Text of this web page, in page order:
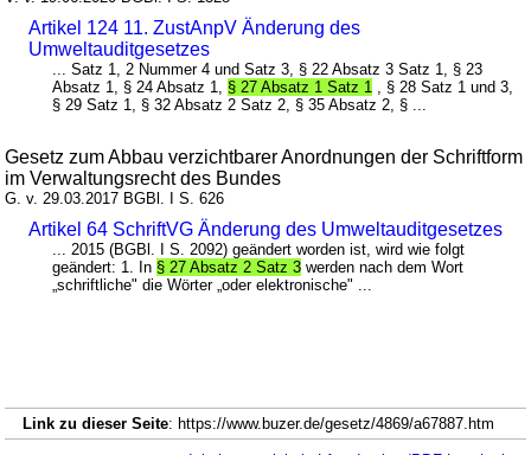
Artikel 124 11. ZustAnpV Änderung des
Umweltauditgesetzes
... Satz 1, 2 Nummer 4 und Satz 3, § 22 Absatz 3 Satz 1, § 23
Absatz 1, § 24 Absatz 1, § 27 Absatz 1 Satz 1 , § 28 Satz 1 und 3,
§ 29 Satz 1, § 32 Absatz 2 Satz 2, § 35 Absatz 2, § ...
Gesetz zum Abbau verzichtbarer Anordnungen der Schriftform
im Verwaltungsrecht des Bundes
G. v. 29.03.2017 BGBl. I S. 626
Artikel 64 SchriftVG Änderung des Umweltauditgesetzes
... 2015 (BGBl. I S. 2092) geändert worden ist, wird wie folgt
geändert: 1. In § 27 Absatz 2 Satz 3 werden nach dem Wort
„schriftliche" die Wörter „oder elektronische" ...
Link zu dieser Seite: https://www.buzer.de/gesetz/4869/a67887.htm